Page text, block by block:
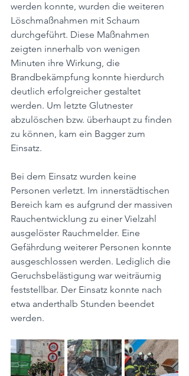
werden konnte, wurden die weiteren
Löschmaßnahmen mit Schaum
durchgeführt. Diese Maßnahmen
zeigten innerhalb von wenigen
Minuten ihre Wirkung, die
Brandbekämpfung konnte hierdurch
deutlich erfolgreicher gestaltet
werden. Um letzte Glutnester
abzulöschen bzw. überhaupt zu finden
zu können, kam ein Bagger zum
Einsatz.
Bei dem Einsatz wurden keine
Personen verletzt. Im innerstädtischen
Bereich kam es aufgrund der massiven
Rauchentwicklung zu einer Vielzahl
ausgelöster Rauchmelder. Eine
Gefährdung weiterer Personen konnte
ausgeschlossen werden. Lediglich die
Geruchsbelästigung war weiträumig
feststellbar. Der Einsatz konnte nach
etwa anderthalb Stunden beendet
werden.